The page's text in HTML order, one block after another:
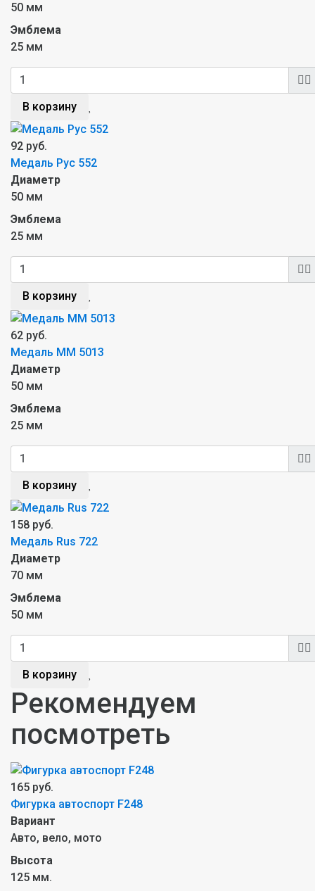
50 мм
Эмблема
25 мм
В корзину
92 руб.
Медаль Рус 552
Диаметр
50 мм
Эмблема
25 мм
В корзину
62 руб.
Медаль MM 5013
Диаметр
50 мм
Эмблема
25 мм
В корзину
158 руб.
Медаль Rus 722
Диаметр
70 мм
Эмблема
50 мм
В корзину
Рекомендуем
посмотреть
165 руб.
Фигурка автоспорт F248
Вариант
Авто, вело, мото
Высота
125 мм.